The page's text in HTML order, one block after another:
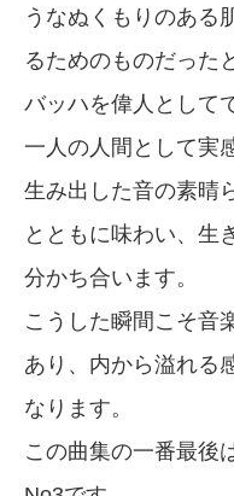
うなぬくもりのある
るためのものだった
バッハを偉人として
一人の人間として実
生み出した音の素晴
とともに味わい、生
分かち合います。
こうした瞬間こそ音
あり、内から溢れる
なります。
この曲集の一番最後